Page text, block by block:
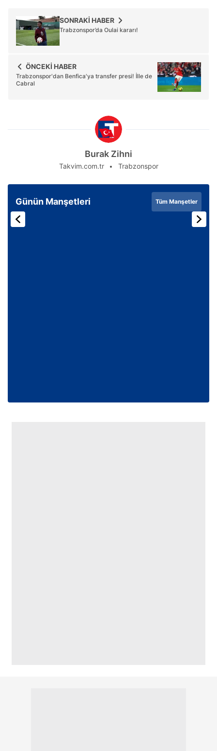
SONRAKİ HABER
Trabzonspor’da Oulai kararı!
ÖNCEKİ HABER
Trabzonspor'dan Benfica'ya transfer presi! İlle de
Cabral
Burak Zihni
Takvim.com.tr Trabzonspor
Günün Manşetleri Tüm Manşetler